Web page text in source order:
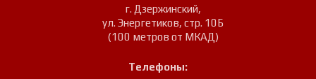
г. Дзержинский,
ул. Энергетиков, стр. 10Б
(100 метров от МКАД)
Телефоны: